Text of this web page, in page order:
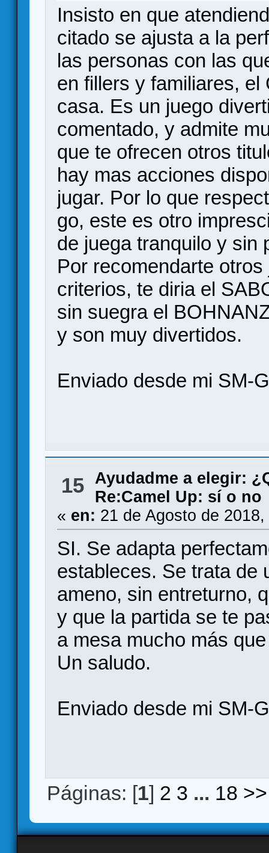
Insisto en que
citado se ajusta a la
las personas con las
en fillers y familiares,
casa. Es un juego
comentado, y admite
que te ofrecen otros
hay mas acciones
jugar. Por lo que
go, este es otro
de juega tranquilo y sin
Por recomendarte
criterios, te diria el
sin suegra el
y son muy divertidos.
Enviado desde mi SM-
15
Ayudadme a elegir:
Re:Camel Up: sí o no
« en: 21 de Agosto de
SI. Se adapta
estableces. Se trata de
ameno, sin entreturno,
y que la partida se te
a mesa mucho más
Un saludo.
Enviado desde mi SM-
Páginas: [1] 2 3 ... 18 >>